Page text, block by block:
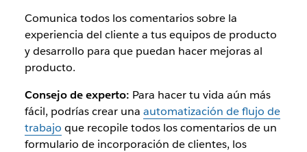
Comunica todos los comentarios sobre la
experiencia del cliente a tus equipos de producto
y desarrollo para que puedan hacer mejoras al
producto.
Consejo de experto: Para hacer tu vida aún más
fácil, podrías crear una automatización de flujo de
trabajo que recopile todos los comentarios de un
formulario de incorporación de clientes, los